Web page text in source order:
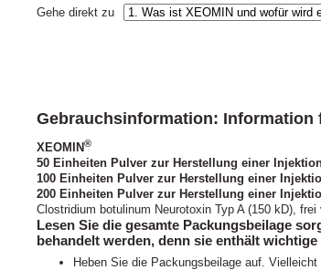
Gehe direkt zu
Gebrauchsinformation: Information
XEOMIN®
50 Einheiten Pulver zur Herstellung einer
100 Einheiten Pulver zur Herstellung einer
200 Einheiten Pulver zur Herstellung einer
Clostridium botulinum Neurotoxin Typ A (150 kD),
Lesen Sie die gesamte Packungsbeilage
behandelt werden, denn sie enthält
Heben Sie die Packungsbeilage auf.